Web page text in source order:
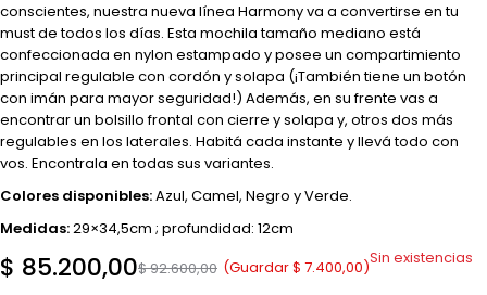
conscientes, nuestra nueva línea Harmony va a convertirse en tu
must de todos los días. Esta mochila tamaño mediano está
confeccionada en nylon estampado y posee un compartimiento
principal regulable con cordón y solapa (¡También tiene un botón
con imán para mayor seguridad!) Además, en su frente vas a
encontrar un bolsillo frontal con cierre y solapa y, otros dos más
regulables en los laterales. Habitá cada instante y llevá todo con
vos. Encontrala en todas sus variantes.
Colores disponibles:Azul, Camel, Negro y Verde.
Medidas:29×34,5cm ; profundidad: 12cm
$92.600,00
$ 85.200,00 (Guardar$ 7.400,00)Sin existencias